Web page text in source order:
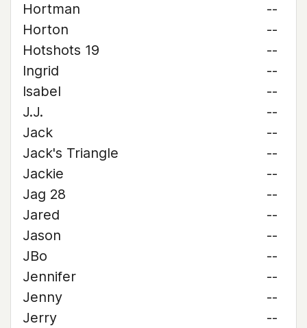
Hortman
--
Horton
--
Hotshots 19
--
Ingrid
--
Isabel
--
J.J.
--
Jack
--
Jack's Triangle
--
Jackie
--
Jag 28
--
Jared
--
Jason
--
JBo
--
Jennifer
--
Jenny
--
Jerry
--